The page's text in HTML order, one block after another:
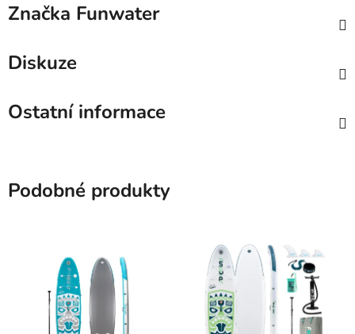
Značka Funwater
Diskuze
Ostatní informace
Podobné produkty